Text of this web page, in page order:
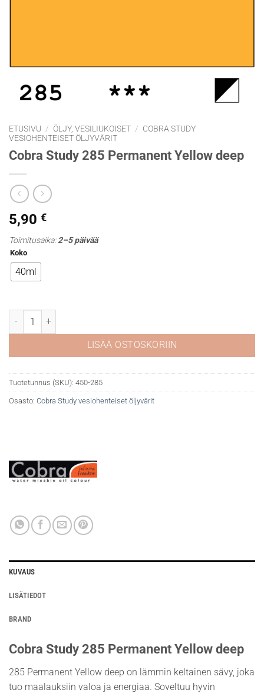
ETUSIVU / ÖLJY, VESILIUKOISET / COBRA STUDY
VESIOHENTEISET ÖLJYVÄRIT
Cobra Study 285 Permanent Yellow deep
5,90 €
Toimitusaika:2–5 päivää
Koko
40ml
Cobra Study 285 Permanent Yellow deep määrä
LISÄÄ OSTOSKORIIN
Tuotetunnus (SKU): 450-285
Osasto: Cobra Study vesiohenteiset öljyvärit
KUVAUS
LISÄTIEDOT
BRAND
Cobra Study 285 Permanent Yellow deep
285 Permanent Yellow deep on lämmin keltainen sävy, joka
tuo maalauksiin valoa ja energiaa. Soveltuu hyvin